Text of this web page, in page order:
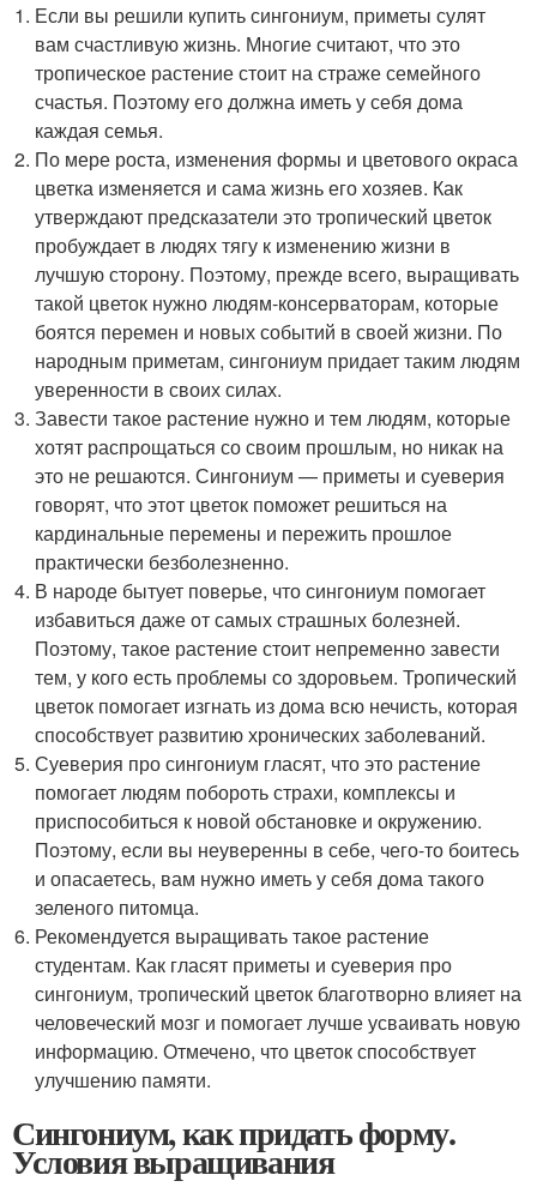
Если вы решили купить сингониум, приметы сулят
вам счастливую жизнь. Многие считают, что это
тропическое растение стоит на страже семейного
счастья. Поэтому его должна иметь у себя дома
каждая семья.
По мере роста, изменения формы и цветового окраса
цветка изменяется и сама жизнь его хозяев. Как
утверждают предсказатели это тропический цветок
пробуждает в людях тягу к изменению жизни в
лучшую сторону. Поэтому, прежде всего, выращивать
такой цветок нужно людям-консерваторам, которые
боятся перемен и новых событий в своей жизни. По
народным приметам, сингониум придает таким людям
уверенности в своих силах.
Завести такое растение нужно и тем людям, которые
хотят распрощаться со своим прошлым, но никак на
это не решаются. Сингониум — приметы и суеверия
говорят, что этот цветок поможет решиться на
кардинальные перемены и пережить прошлое
практически безболезненно.
В народе бытует поверье, что сингониум помогает
избавиться даже от самых страшных болезней.
Поэтому, такое растение стоит непременно завести
тем, у кого есть проблемы со здоровьем. Тропический
цветок помогает изгнать из дома всю нечисть, которая
способствует развитию хронических заболеваний.
Суеверия про сингониум гласят, что это растение
помогает людям побороть страхи, комплексы и
приспособиться к новой обстановке и окружению.
Поэтому, если вы неуверенны в себе, чего-то боитесь
и опасаетесь, вам нужно иметь у себя дома такого
зеленого питомца.
Рекомендуется выращивать такое растение
студентам. Как гласят приметы и суеверия про
сингониум, тропический цветок благотворно влияет на
человеческий мозг и помогает лучше усваивать новую
информацию. Отмечено, что цветок способствует
улучшению памяти.
Сингониум, как придать форму.
Условия выращивания